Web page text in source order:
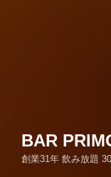
BAR
創業31年 飲み放題